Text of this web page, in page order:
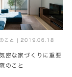
のこと | 2019.06.18
密な家づくりに重要
のこと